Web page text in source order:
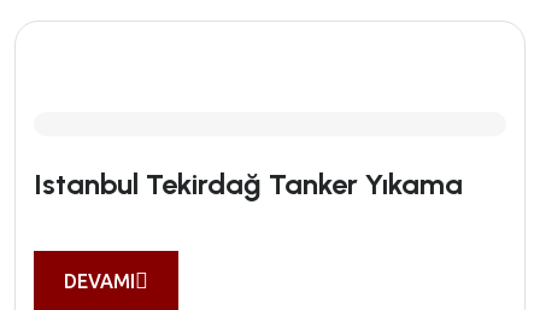
Istanbul Tekirdağ Tanker Yıkama
DEVAMI